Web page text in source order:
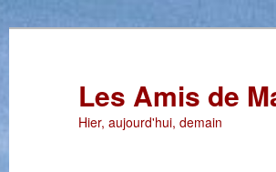
Les Amis de
Hier, aujourd'hui, demain